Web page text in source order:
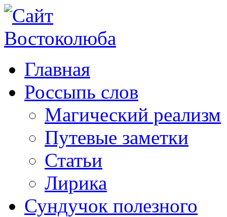
Главная
Россыпь слов
Магический реализм
Путевые заметки
Статьи
Лирика
Сундучок полезного